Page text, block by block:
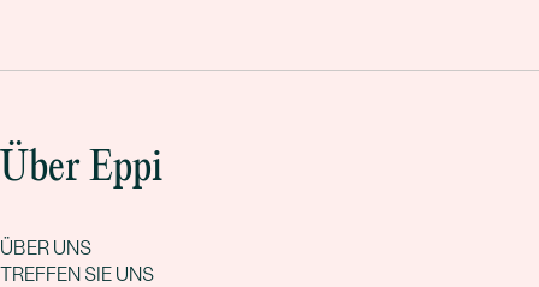
Über Eppi
ÜBER UNS
TREFFEN SIE UNS